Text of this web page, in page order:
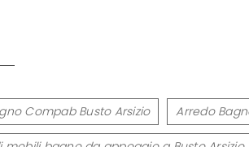
Compab Busto Arsizio Arredo